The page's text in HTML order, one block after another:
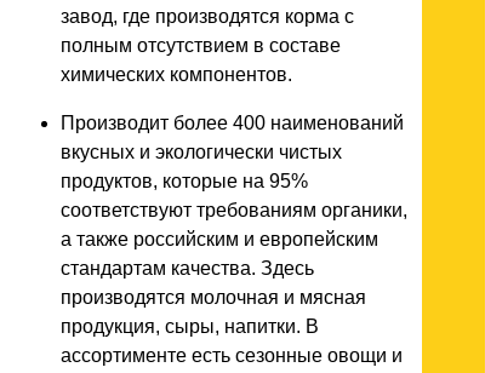
завод, где производятся корма с
полным отсутствием в составе
химических компонентов.
Производит более 400 наименований
вкусных и экологически чистых
продуктов, которые на 95%
соответствуют требованиям органики,
а также российским и европейским
стандартам качества. Здесь
производятся молочная и мясная
продукция, сыры, напитки. В
ассортименте есть сезонные овощи и